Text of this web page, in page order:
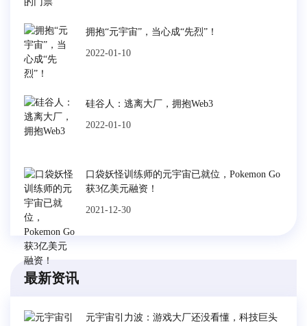
拥抱“元宇宙”，当心成“先烈”！
2022-01-10
硅谷人：逃离大厂，拥抱Web3
2022-01-10
口袋妖怪训练师的元宇宙已就位，Pokemon Go
获3亿美元融资！
2021-12-30
最新资讯
元宇宙引力波：游戏大厂还没看懂，科技巨头